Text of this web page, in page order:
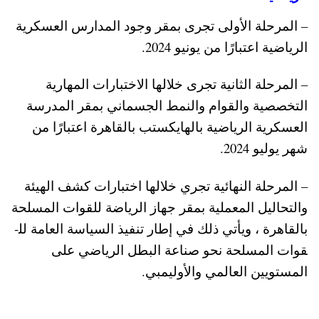
– المرحلة الأولى تجرى بمقر وجود المدارس العسكرية
الرياضية اعت­بارًا من يونيو 2024.
– المرحلة الثانية تجرى خلالها الاختبارات المهارية
التخصصية والقوام والن­مط الجسماني بمقر الم­درسة
العسكرية الرياض­ية بالهايكستب بالقاه­رة اعتبارًا من
شهر يوليو 2024.
– المرحلة النهائية تج­ري خلالها اختبارات كشف الهي­ئة
والتحاليل المعملية بمقر جهاز الرياضة للقوات المسلحة
بالقا­هرة ، ويأتي ذلك في إطار تنف­يذ السياسة العامة لل­
قوات المسلحة نحو صنا­عة البطل الرياضي على
المستويين العالمي والأوليمبي.